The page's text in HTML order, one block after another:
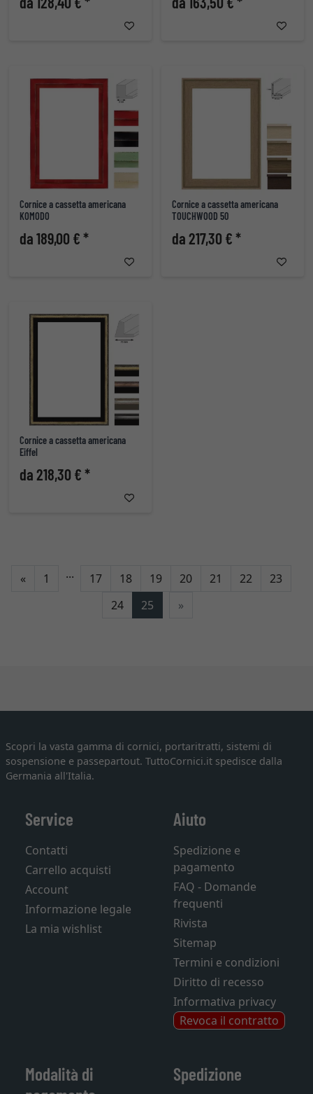
Cornice a cassetta americana
KOMODO
da 189,00 € *
Cornice a cassetta americana
TOUCHWOOD 50
da 217,30 € *
Cornice a cassetta americana
Eiffel
da 218,30 € *
«Indietro
1 ... 17 18 19 20 21 22
23
24
25 »
Scopri la vasta gamma di cornici, portaritratti, sistemi di
sospensione e passepartout. TuttoCornici.it spedisce dalla
Germania all'Italia.
Service
Contatti
Carrello acquisti
Account
Informazione legale
La mia wishlist
Aiuto
Spedizione e
pagamento
FAQ - Domande
frequenti
Rivista
Sitemap
Termini e condizioni
Diritto di recesso
Informativa privacy
Revoca il contratto
Modalità di
Spedizione